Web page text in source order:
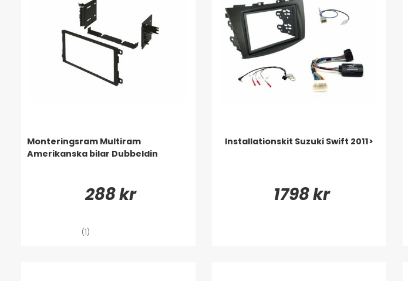
Monteringsram Multiram
Amerikanska bilar Dubbeldin
288 kr
(1)
Installationskit Suzuki Swift 2011>
1798 kr